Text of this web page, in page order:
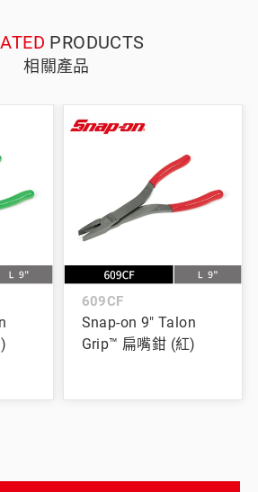
PRODUCTS
相關產品
609CF
Snap-on 9" Talon
Grip™ 扁嘴鉗 (紅)